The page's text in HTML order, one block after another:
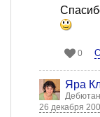
0
Яра
26 декабря